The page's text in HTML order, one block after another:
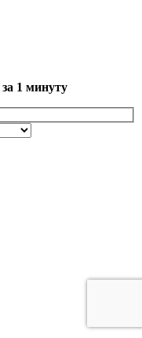
за 1 минуту